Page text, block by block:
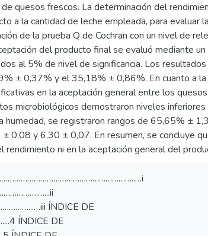
quesos frescos. La determinación del
a la cantidad de leche empleada, para evaluar
de la prueba Q de Cochran con un nivel de
del producto final se evaluó mediante un
al 5% de nivel de significancia. Los resultados
± 0,37% y el 35,18% ± 0,86%. En cuanto a la
en la aceptación general entre los quesos
microbiológicos demostraron niveles inferiores
humedad, se registraron rangos de 65,65% ±
0,08 y 6,30 ± 0,07. En resumen, se concluye
ni en la aceptación general del
ÍNDICE DE
ÍNDICE DE